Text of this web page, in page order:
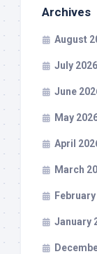
Archives
August
July 2026
June
May
April
March
January